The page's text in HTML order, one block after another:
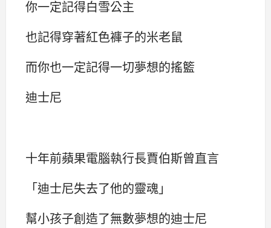
你一定記得白雪公主
也記得穿著紅色褲子的米老鼠
而你也一定記得一切夢想的搖籃
迪士尼
十年前蘋果電腦執行長賈伯斯曾直言
「迪士尼失去了他的靈魂」
幫小孩子創造了無數夢想的迪士尼